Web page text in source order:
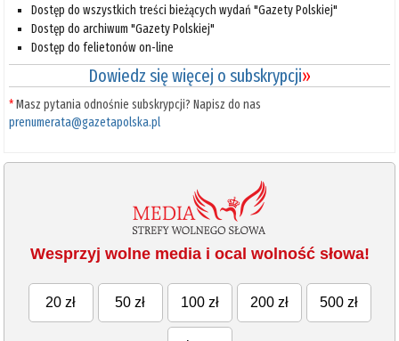
Dostęp do wszystkich treści bieżących wydań "Gazety Polskiej"
Dostęp do archiwum "Gazety Polskiej"
Dostęp do felietonów on-line
Dowiedz się więcej o subskrypcji»
*Masz pytania odnośnie subskrypcji? Napisz do nas
prenumerata@gazetapolska.pl
Wesprzyj wolne media i ocal wolność słowa!
20 zł 50 zł 100 zł 200 zł 500 zł